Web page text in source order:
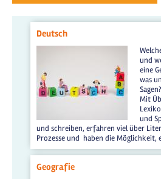
Deutsch
und
eine
was
Sagen?
Mit
und
und schreiben, erfahren viel über
Prozesse und haben die Möglichkeit,
Geografie